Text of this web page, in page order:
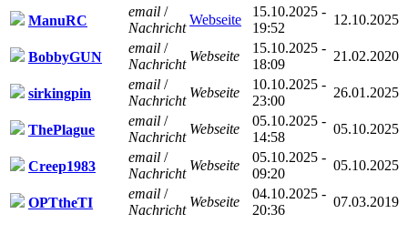
ManuRC
email /
Nachricht
Webseite
15.10.2025 -
19:52
12.10.2025
BobbyGUN
email /
Nachricht
Webseite
15.10.2025 -
18:09
21.02.2020
sirkingpin
email /
Nachricht
Webseite
10.10.2025 -
23:00
26.01.2025
ThePlague
email /
Nachricht
Webseite
05.10.2025 -
14:58
05.10.2025
Creep1983
email /
Nachricht
Webseite
05.10.2025 -
09:20
05.10.2025
OPTtheTI
email /
Nachricht
Webseite
04.10.2025 -
20:36
07.03.2019